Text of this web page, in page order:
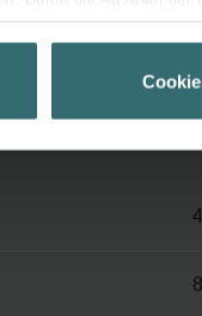
und Ihnen
selbstverständlich über